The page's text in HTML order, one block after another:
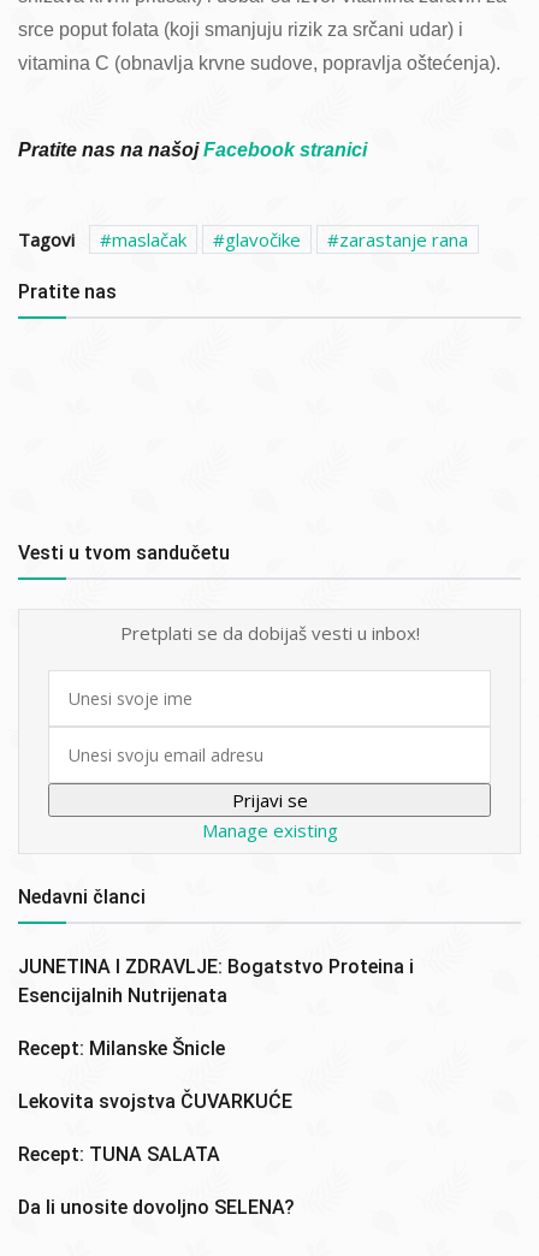
srce poput folata (koji smanjuju rizik za srčani udar) i
vitamina C (obnavlja krvne sudove, popravlja oštećenja).
Pratite nas na našojFacebook stranici
Tagovi maslačak glavočike zarastanje rana
Pratite nas
Vesti u tvom sandučetu
Pretplati se da dobijaš vesti u inbox!
First
Manage existing
Nedavni članci
JUNETINA I ZDRAVLJE: Bogatstvo Proteina i
Esencijalnih Nutrijenata
Recept: Milanske Šnicle
Lekovita svojstva ČUVARKUĆE
Recept: TUNA SALATA
Da li unosite dovoljno SELENA?